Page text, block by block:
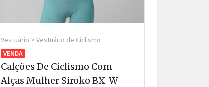
Vestuário > Vestuário de Ciclismo
VENDA
Calções De Ciclismo Com
Alças Mulher Siroko BX-W